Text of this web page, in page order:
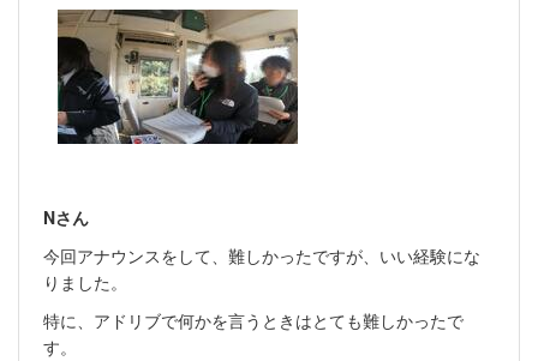
Nさん
今回アナウンスをして、難しかったですが、いい経験にな
りました。
特に、アドリブで何かを言うときはとても難しかったで
す。